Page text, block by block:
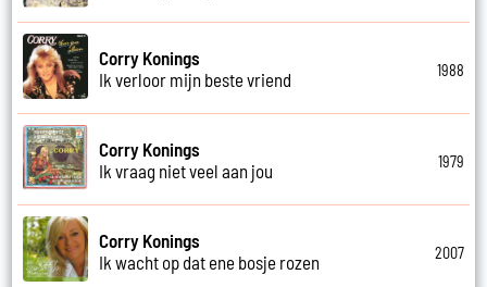
Corry Konings
Ik verloor mijn beste vriend
1988
Corry Konings
Ik vraag niet veel aan jou
1979
Corry Konings
Ik wacht op dat ene bosje rozen
2007